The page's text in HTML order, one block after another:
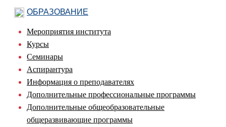
ОБРАЗОВАНИЕ
Мероприятия института
Курсы
Семинары
Аспирантура
Информация о преподавателях
Дополнительные профессиональные программы
Дополнительные общеобразовательные
общеразвивающие программы